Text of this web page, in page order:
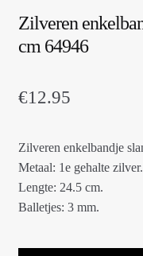
Zilveren
cm 64946
€12.95
Zilveren enkelbandje
Metaal: 1e gehalte zilver.
Lengte: 24.5 cm.
Balletjes: 3 mm.